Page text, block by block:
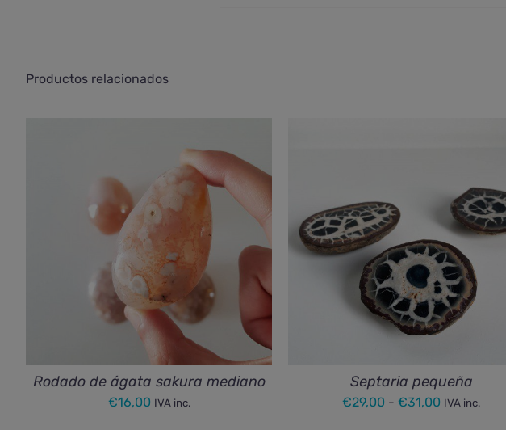
Productos relacionados
Rodado de ágata sakura mediano
€16,00 IVA inc.
Septaria pequeña
€29,00 - €31,00 Rango
IVA inc.